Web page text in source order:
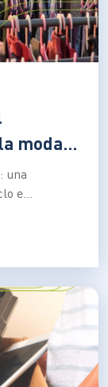
moda
una
e
legati
che